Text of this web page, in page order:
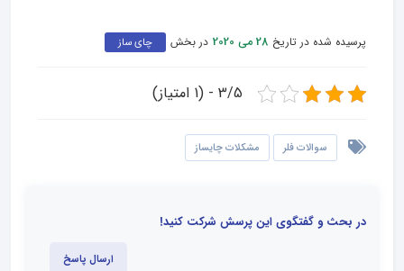
پرسیده شده در تاریخ 28 می 2020 در بخش چای ساز
3/5 - (1 امتیاز)
سوالات فلر مشکلات چایساز
در بحث و گفتگوی این پرسش شرکت کنید!
ارسال پاسخ